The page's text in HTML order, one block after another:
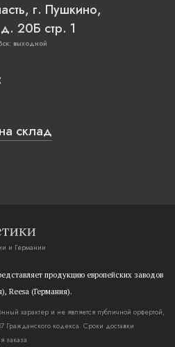
г. Пушкино,
20Б стр. 1
выходной
склад
и Германии
продукцию европейских заводов
Reesa (Германия).
характер и не является публичной орфертой,
кодекса. Сроки доставки
заказа